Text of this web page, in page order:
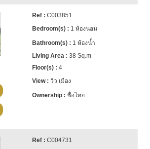
C003851
1 ห้องนอน
1 ห้องน้ำ
38 Sq.m
4
วิว เมือง
ชื่อไทย
C004731